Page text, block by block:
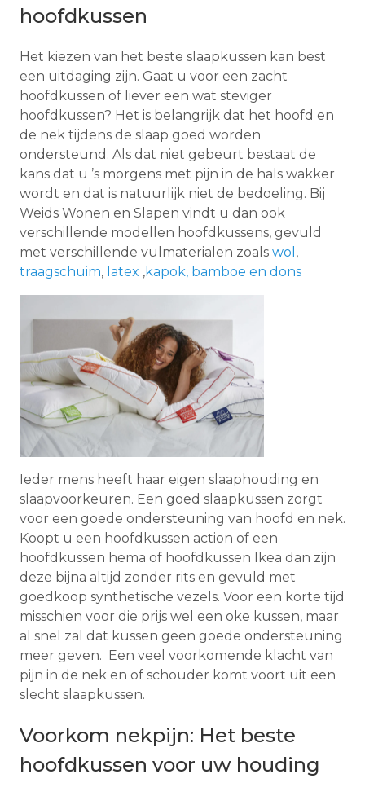
hoofdkussen
Het kiezen van het beste slaapkussen kan best
een uitdaging zijn. Gaat u voor een zacht
hoofdkussen of liever een wat steviger
hoofdkussen? Het is belangrijk dat het hoofd en
de nek tijdens de slaap goed worden
ondersteund. Als dat niet gebeurt bestaat de
kans dat u ’s morgens met pijn in de hals wakker
wordt en dat is natuurlijk niet de bedoeling. Bij
Weids Wonen en Slapen vindt u dan ook
verschillende modellen hoofdkussens, gevuld
met verschillende vulmaterialen zoals wol ,
traagschuim, latex ,kapok, bamboe en dons
Ieder mens heeft haar eigen slaaphouding en
slaapvoorkeuren. Een goed slaapkussen zorgt
voor een goede ondersteuning van hoofd en nek.
Koopt u een hoofdkussen action of een
hoofdkussen hema of hoofdkussen Ikea dan zijn
deze bijna altijd zonder rits en gevuld met
goedkoop synthetische vezels. Voor een korte tijd
misschien voor die prijs wel een oke kussen, maar
al snel zal dat kussen geen goede ondersteuning
meer geven. Een veel voorkomende klacht van
pijn in de nek en of schouder komt voort uit een
slecht slaapkussen.
Voorkom nekpijn: Het beste
hoofdkussen voor uw houding